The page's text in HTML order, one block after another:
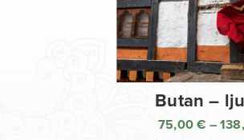
Butan –
75,00€ –